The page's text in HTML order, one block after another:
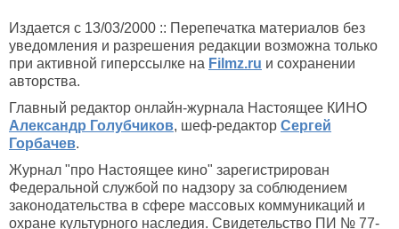
Издается с 13/03/2000 :: Перепечатка материалов без
уведомления и разрешения редакции возможна только
при активной гиперссылке на Filmz.ru и сохранении
авторства.
Главный редактор онлайн-журнала Настоящее КИНО
Александр Голубчиков, шеф-редактор Сергей
Горбачев.
Журнал "про Настоящее кино" зарегистрирован
Федеральной службой по надзору за соблюдением
законодательства в сфере массовых коммуникаций и
охране культурного наследия. Свидетельство ПИ № 77-